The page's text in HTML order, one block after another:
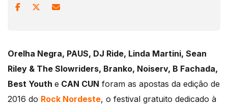
Orelha Negra, PAUS, DJ Ride, Linda Martini, Sean
Riley & The Slowriders, Branko, Noiserv, B Fachada,
Best Youth e CAN CUN foram as apostas da edição de
2016 do Rock Nordeste, o festival gratuito dedicado à